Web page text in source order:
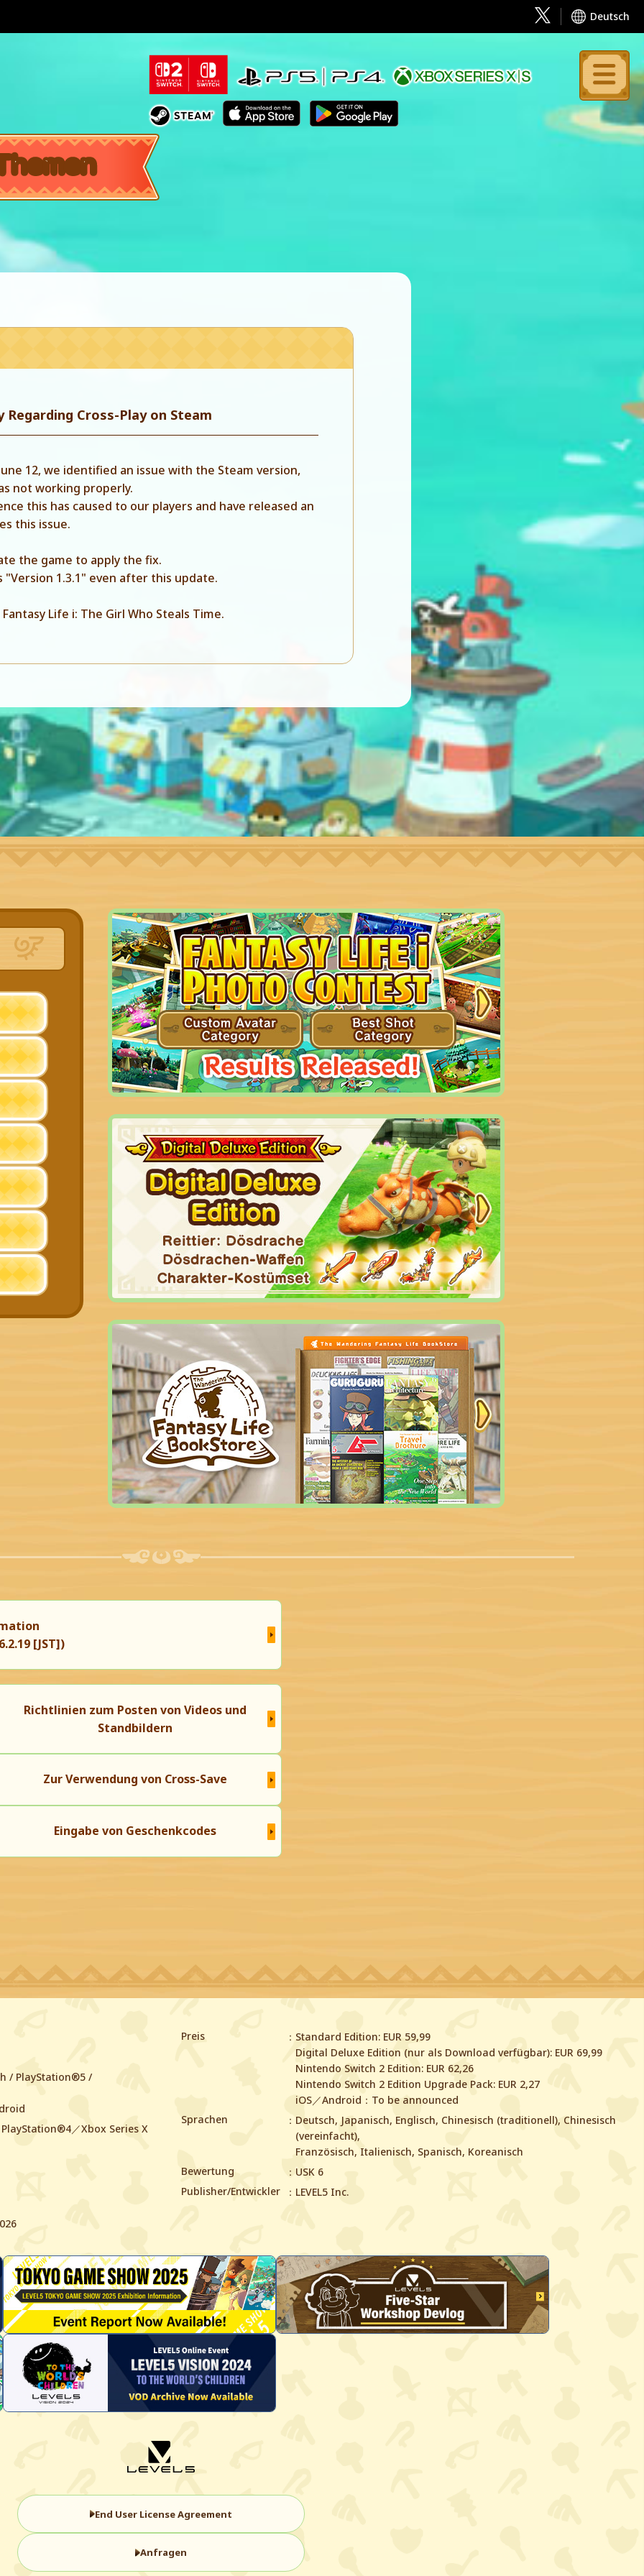
Deutsch
Regarding Cross-Play on Steam
12, we identified an issue with the Steam version,
not working properly.
this has caused to our players and have released an
this issue.
the game to apply the fix.
1.3.1" even after this update.
Life i: The Girl Who Steals Time.
[JST])
Richtlinien zum Posten von Videos und
Standbildern
Zur Verwendung von Cross-Save
Eingabe von Geschenkcodes
/ PlayStation®5 /
／Xbox Series X
Preis
Standard Edition: EUR 59,99
Digital Deluxe Edition (nur als Download verfügbar): EUR 69,99
Nintendo Switch 2 Edition: EUR 62,26
Nintendo Switch 2 Edition Upgrade Pack: EUR 2,27
iOS／Android：To be announced
Sprachen
Deutsch, Japanisch, Englisch, Chinesisch (traditionell), Chinesisch
(vereinfacht),
Französisch, Italienisch, Spanisch, Koreanisch
Bewertung
USK 6
Publisher/Entwickler
LEVEL5 Inc.
End User License Agreement
Anfragen